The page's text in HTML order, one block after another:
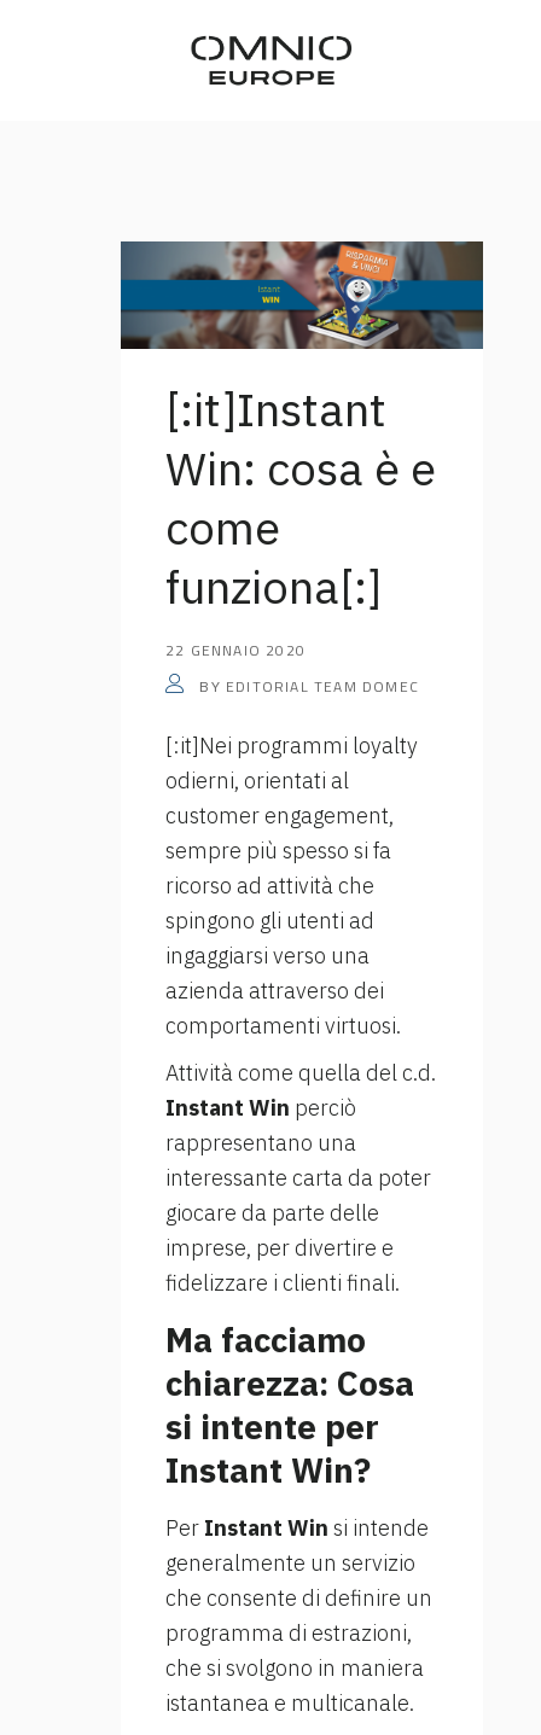
[:it]Instant
Win: cosa è e
come
funziona[:]
22 GENNAIO 2020
BY EDITORIAL TEAM DOMEC
[:it]Nei programmi loyalty
odierni, orientati al
customer engagement,
sempre più spesso si fa
ricorso ad attività che
spingono gli utenti ad
ingaggiarsi verso una
azienda attraverso dei
comportamenti virtuosi.
Attività come quella del c.d.
Instant Win perciò
rappresentano una
interessante carta da poter
giocare da parte delle
imprese, per divertire e
fidelizzare i clienti finali.
Ma facciamo
chiarezza: Cosa
si intente per
Instant Win?
Per Instant Win si intende
generalmente un servizio
che consente di definire un
programma di estrazioni,
che si svolgono in maniera
istantanea e multicanale.